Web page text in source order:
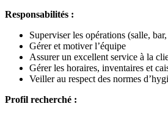
Responsabilités :
Superviser les opérations (salle,
Gérer et motiver l’équipe
Assurer un excellent service à la
Gérer les horaires, inventaires et
Veiller au respect des normes
Profil recherché :